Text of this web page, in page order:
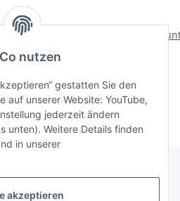
Junto Ocean Blue Bowl 8
14,00 CHF
nutzen
gestatten Sie den
auf unserer Website: YouTube,
jederzeit ändern
unten). Weitere Details finden
in unserer
akzeptieren